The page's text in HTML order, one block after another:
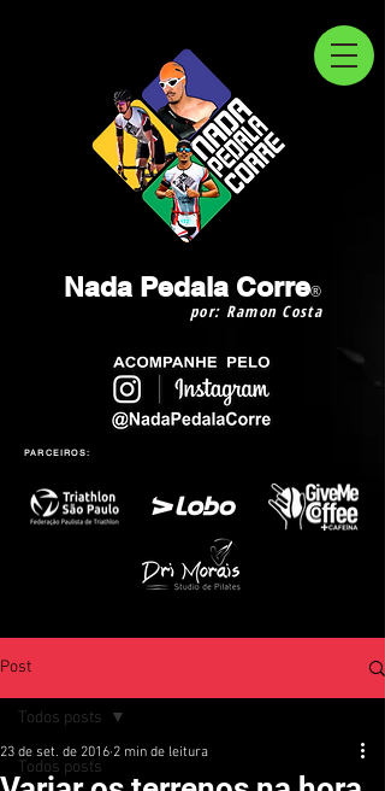
Nada Pedala Corre®
por: Ramon Costa
PARCEIROS:
Post
Todos posts
Todos posts
23 de set. de 2016 2 min de leitura